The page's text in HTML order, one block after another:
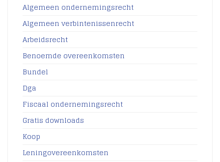
Algemeen ondernemingsrecht
Algemeen verbintenissenrecht
Arbeidsrecht
Benoemde overeenkomsten
Bundel
Dga
Fiscaal ondernemingsrecht
Gratis downloads
Koop
Leningovereenkomsten